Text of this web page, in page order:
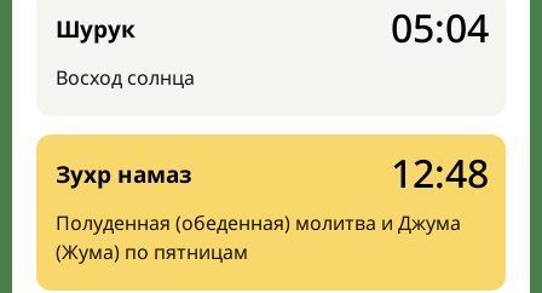
Шурук
Восход солнца
05:04
Зухр намаз
Полуденная (обеденная) молитва и Джума
(Жума) по пятницам
12:48